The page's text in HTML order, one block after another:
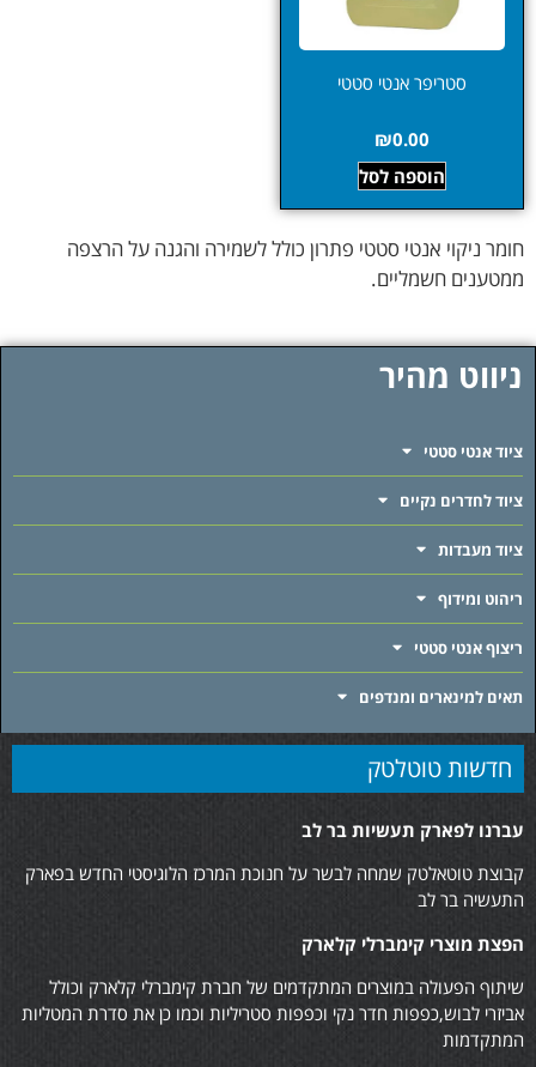
ניווט מהיר
ציוד אנטי סטטי
ציוד לחדרים נקיים
ציוד מעבדות
ריהוט ומידוף
ריצוף אנטי סטטי
תאים למינארים ומנדפים
חומר ניקוי אנטי סטטי פתרון כולל לשמירה והגנה על הרצפה
ממטענים חשמליים.
סטריפר אנטי סטטי
₪0.00
הוספה לסל
חדשות טוטלטק
עברנו לפארק תעשיות בר לב
קבוצת טוטאלטק שמחה לבשר על חנוכת המרכז הלוגיסטי החדש בפארק
התעשיה בר לב
הפצת מוצרי קימברלי קלארק
שיתוף הפעולה במוצרים המתקדמים של חברת קימברלי קלארק וכולל
אביזרי לבוש,כפפות חדר נקי וכפפות סטריליות וכמו כן את סדרת המטליות
המתקדמות